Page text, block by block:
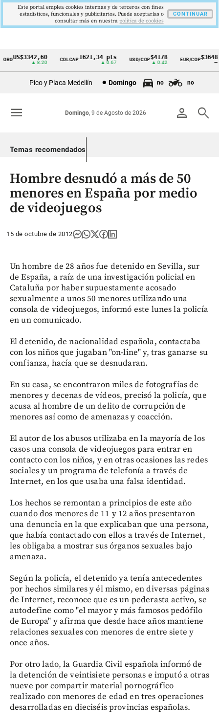
Cintillo
Colombia
US$3342,60
▲ 8.20
COLCAP1621,34 pts
▲ 0.67
USD/COP$4178
▲ 0.42
EUR/COP$3648
Pico y Placa Medellín Domingo no no
person search
Domingo, 9 de Agosto de 2026
menu
Temas recomendados
Hombre desnudó a más de 50
menores en España por medio
de videojuegos
15 de octubre de 2012
Un hombre de 28 años fue detenido en Sevilla, sur
de España, a raíz de una investigación policial en
Cataluña por haber supuestamente acosado
sexualmente a unos 50 menores utilizando una
consola de videojuegos, informó este lunes la policía
en un comunicado.
El detenido, de nacionalidad española, contactaba
con los niños que jugaban "on-line" y, tras ganarse su
confianza, hacía que se desnudaran.
En su casa, se encontraron miles de fotografías de
menores y decenas de vídeos, precisó la policía, que
acusa al hombre de un delito de corrupción de
menores así como de amenazas y coacción.
El autor de los abusos utilizaba en la mayoría de los
casos una consola de videojuegos para entrar en
contacto con los niños, y en otras ocasiones las redes
sociales y un programa de telefonía a través de
Internet, en los que usaba una falsa identidad.
Los hechos se remontan a principios de este año
cuando dos menores de 11 y 12 años presentaron
una denuncia en la que explicaban que una persona,
que había contactado con ellos a través de Internet,
les obligaba a mostrar sus órganos sexuales bajo
amenaza.
Según la policía, el detenido ya tenía antecedentes
por hechos similares y él mismo, en diversas páginas
de Internet, reconoce que es un pederasta activo, se
autodefine como "el mayor y más famosos pedófilo
de Europa" y afirma que desde hace años mantiene
relaciones sexuales con menores de entre siete y
once años.
Por otro lado, la Guardia Civil española informó de
la detención de veintisiete personas e imputó a otras
nueve por compartir material pornográfico
realizado con menores de edad en tres operaciones
desarrolladas en dieciséis provincias españolas.
Este portal emplea cookies internas y de terceros con fines
estadísticos, funcionales y publicitarios. Puede aceptarlas o
consultar más en nuestra politica de cookies
CONTINUAR